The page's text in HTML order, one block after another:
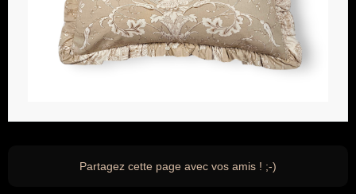
Partagez cette page avec vos amis ! ;-)